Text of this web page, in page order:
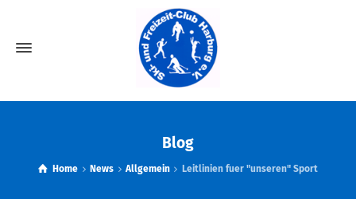
Blog
Home News Allgemein Leitlinien fuer "unseren" Sport